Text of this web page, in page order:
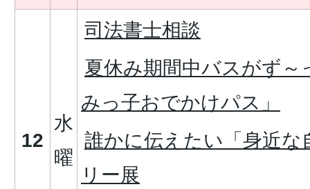
12
水
曜
司法書士相談
夏休み期間中バスがず～
みっ子おでかけパス」
誰かに伝えたい「身近
リー展